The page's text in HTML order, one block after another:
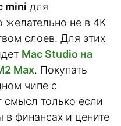
mini для
не в 4K
слоев. Для этих
Mac Studio на
Max. Покупать
чипе с
смысл только если
финансах и цените